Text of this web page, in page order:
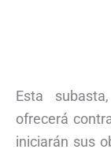
Esta
ofrecerá
iniciarán sus